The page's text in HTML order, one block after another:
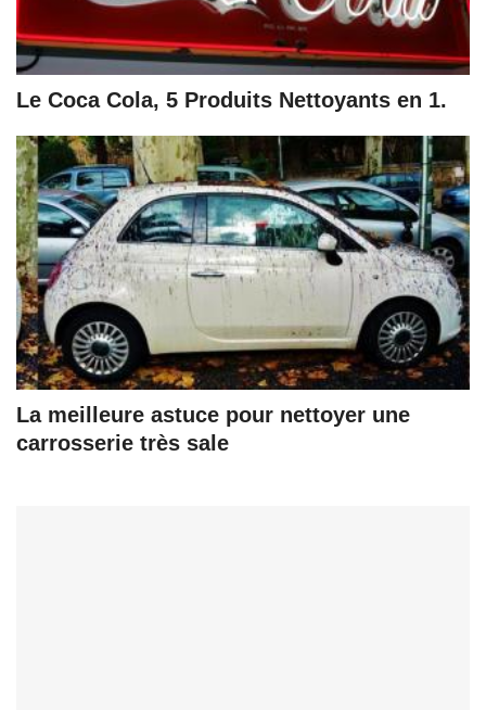
Le Coca Cola, 5 Produits Nettoyants en 1.
La meilleure astuce pour nettoyer une
carrosserie très sale